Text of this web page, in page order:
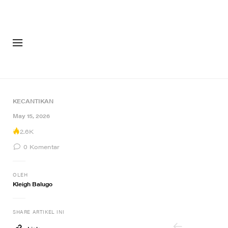
KECANTIKAN
May 15, 2026
2.6K
0 Komentar
OLEH
Kleigh Balugo
SHARE ARTIKEL INI